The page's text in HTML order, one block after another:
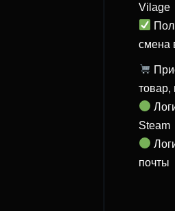
Vilage
смена
товар,
Steam
почты